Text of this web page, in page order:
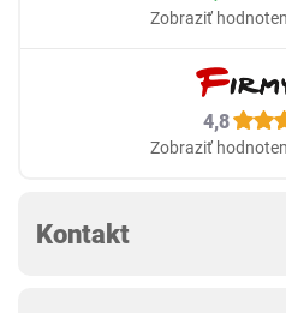
Zobraziť
4,8
Zobraziť
Kontakt